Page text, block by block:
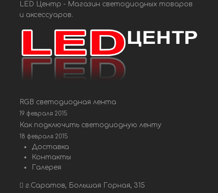
LED Центр - Магазин светодиодных товаров
и аксессуаров.
RGB светодиодная лента
19 февраля 2015
Как подключить светодиодную ленту
18 февраля 2015
Доставка
Контакты
Галерея
г.Саратов, Большая Горная, 315